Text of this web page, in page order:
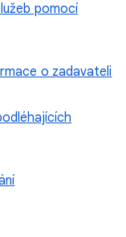
pomocí
o zadavateli